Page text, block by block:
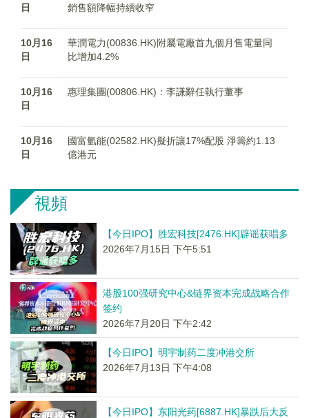
日
銷售額降幅持續收窄
10月16
日
華潤電力(00836.HK)附屬電廠首九個月售電量同
比增加4.2%
10月16
日
惠理集團(00806.HK)：李謙辭任執行董事
10月16
日
國富氫能(02582.HK)擬折讓17%配股 淨籌約1.13
億港元
視頻
【今日IPO】胜宏科技[2476.HK]辟谣获唱多
2026年7月15日 下午5:51
港股100强研究中心&链界资本完成战略合作
签约
2026年7月20日 下午2:42
【今日IPO】明宇制药二度冲港交所
2026年7月13日 下午4:08
【今日IPO】东阳光药[6887.HK]暴跌后大反